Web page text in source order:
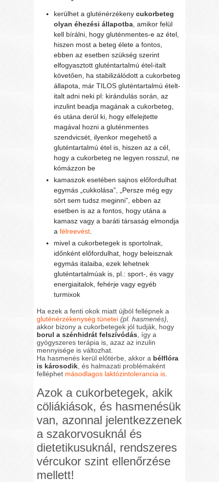
kerülhet a gluténérzékenycukorbeteg
olyan éhezési állapotba , amikor felül
kell bírálni, hogy gluténmentes-e az étel,
hiszen most a beteg élete a fontos,
ebben az esetben szükség szerint
elfogyasztott gluténtartalmú étel-italt
követően, ha stabilizálódott a cukorbeteg
állapota, már TILOS gluténtartalmú ételt-
italt adni neki pl: kirándulás során, az
inzulint beadja magának a cukorbeteg,
és utána derül ki, hogy elfelejtette
magával hozni a gluténmentes
szendvicsét, ilyenkor megehető a
gluténtartalmú étel is, hiszen az a cél,
hogy a cukorbeteg ne legyen rosszul, ne
kómázzon be
kamaszok esetében sajnos előfordulhat
egymás „cukkolása”, „Persze még egy
sört sem tudsz meginni”, ebben az
esetben is az a fontos, hogy utána a
kamasz vagy a baráti társaság elmondja
afélreevést
mivel a cukorbetegek is sportolnak,
időnként előfordulhat, hogy beleisznak
egymás italaiba, ezek lehetnek
gluténtartalmúak is, pl.: sport-, és vagy
energiaitalok, fehérje vagy egyéb
turmixok
Ha ezek a fenti okok miatt újból fellépnek a
gluténérzékenység tünetei (pl. hasmenés),
akkor bizony a cukorbetegek jól tudják, hogy
borul a szénhidrát felszívódás , így a
gyógyszeres terápia is, azaz az inzulin
mennyisége is változhat.
Ha hasmenés kerül előtérbe, akkor a bélflóra
is károsodik , és halmazati problémaként
felléphet másodlagos laktózintolerancia is
Azok a cukorbetegek, akik
cöliákiások, és hasmenésük
van, azonnal jelentkezzenek
a szakorvosuknál és
dietetikusuknál, rendszeres
vércukor szint ellenőrzése
mellett!